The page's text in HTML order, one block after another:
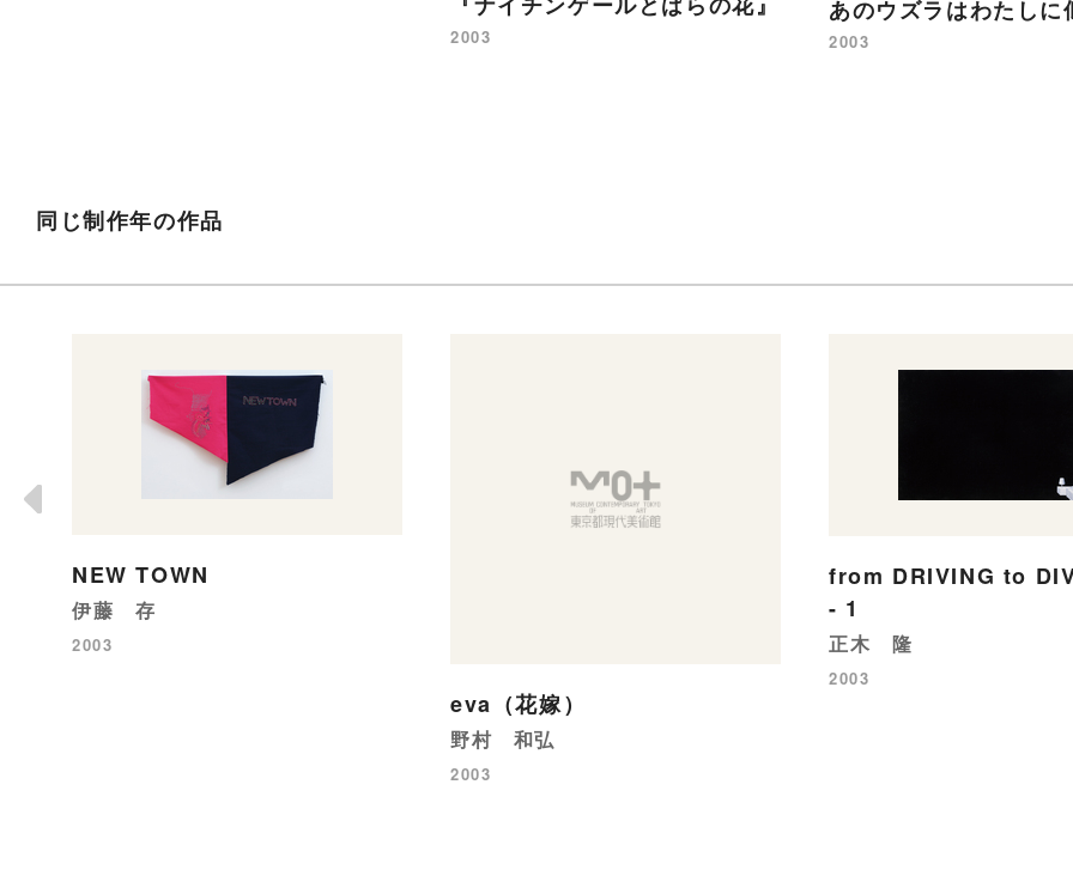
2003
あのウズラはわたしに
2003
同じ制作年の作品
NEW TOWN
伊藤 存
2003
eva（花嫁）
野村 和弘
2003
from DRIVING to
- 1
正木 隆
2003